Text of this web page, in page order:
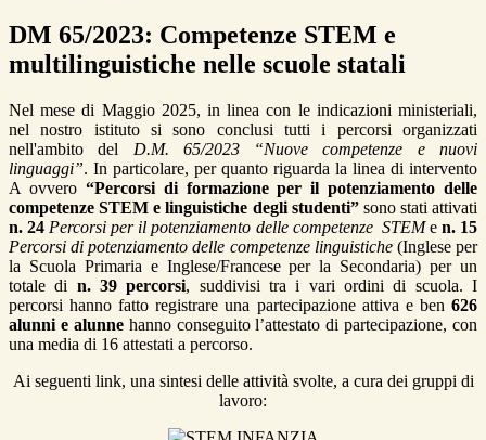
DM 65/2023: Competenze STEM e
multilinguistiche nelle scuole statali
Nel mese di Maggio 2025, in linea con le indicazioni ministeriali,
nel nostro istituto si sono conclusi tutti i percorsi organizzati
nell'ambito del D.M. 65/2023 “Nuove competenze e nuovi
linguaggi”. In particolare, per quanto riguarda la linea di intervento
A ovvero “Percorsi di formazione per il potenziamento delle
competenze STEM e linguistiche degli studenti” sono stati attivati
n. 24 Percorsi per il potenziamento delle competenze STEM e n. 15
Percorsi di potenziamento delle competenze linguistiche(Inglese per
la Scuola Primaria e Inglese/Francese per la Secondaria) per un
totale di n. 39 percorsi, suddivisi tra i vari ordini di scuola. I
percorsi hanno fatto registrare una partecipazione attiva e ben 626
alunni e alunne hanno conseguito l’attestato di partecipazione, con
una media di 16 attestati a percorso.
Ai seguenti link, una sintesi delle attività svolte, a cura dei gruppi di
lavoro: